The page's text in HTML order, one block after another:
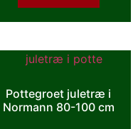
Pottegroet juletræ i
Normann 80-100 cm